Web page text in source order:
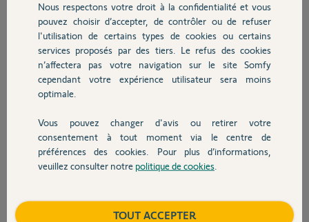
Chauffage
Autres produits
Devis avec un pro
Contact
Merci par avance,
Merci,
Participer au fil de discussion
Nous respectons votre droit à la confidentialité et vous
pouvez choisir d’accepter, de contrôler ou de refuser
l'utilisation de certains types de cookies ou certains
services proposés par des tiers. Le refus des cookies
n’affectera pas votre navigation sur le site Somfy
cependant votre expérience utilisateur sera moins
optimale.
Vous pouvez changer d'avis ou retirer votre
consentement à tout moment via le centre de
préférences des cookies. Pour plus d’informations,
veuillez consulter notre politique de cookies
TOUT ACCEPTER